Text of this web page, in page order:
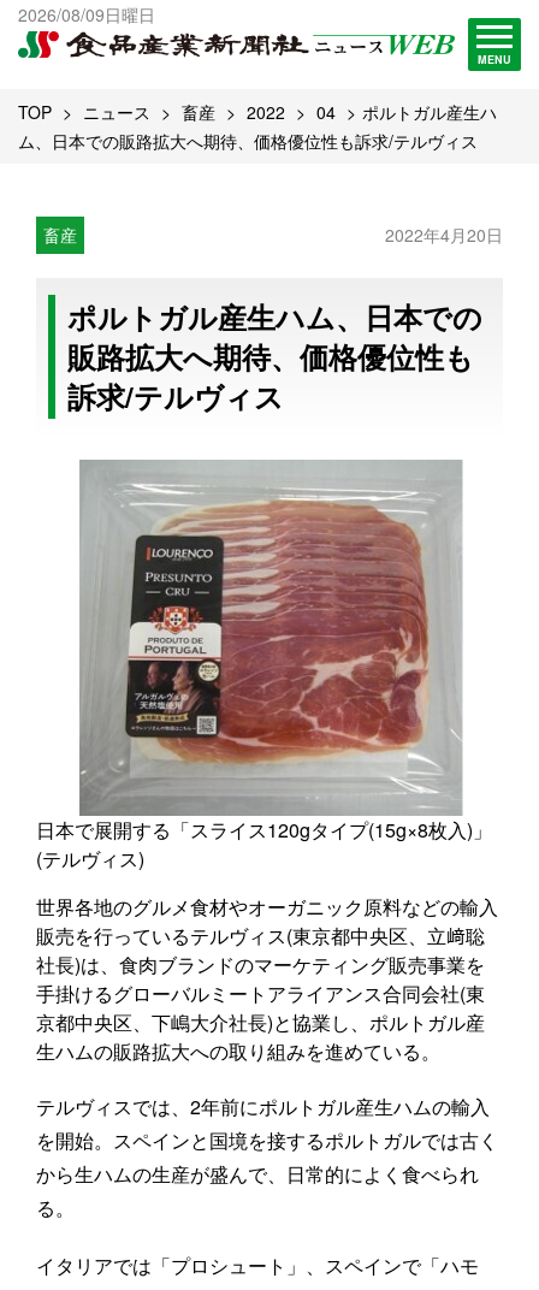
2026/08/09日曜日
MENU
出版物一覧へ
試読・購読申し込み
TOP ニュース 畜産 2022 04
ポルトガル産生ハ
ム、日本での販路拡大へ期待、価格優位性も訴求/テルヴィス
畜産 2022年4月20日
ポルトガル産生ハム、日本での
販路拡大へ期待、価格優位性も
訴求/テルヴィス
日本で展開する「スライス120gタイプ(15g×8枚入)」
(テルヴィス)
世界各地のグルメ食材やオーガニック原料などの輸入
販売を行っているテルヴィス(東京都中央区、立﨑聡
社長)は、食肉ブランドのマーケティング販売事業を
手掛けるグローバルミートアライアンス合同会社(東
京都中央区、下嶋大介社長)と協業し、ポルトガル産
生ハムの販路拡大への取り組みを進めている。
テルヴィスでは、2年前にポルトガル産生ハムの輸入
を開始。スペインと国境を接するポルトガルでは古く
から生ハムの生産が盛んで、日常的によく食べられ
る。
イタリアでは「プロシュート」、スペインで「ハモ